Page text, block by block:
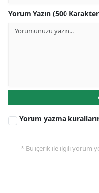
Yorum Yazın (500
Yorum yazma
* Bu içerik ile ilgili yorum